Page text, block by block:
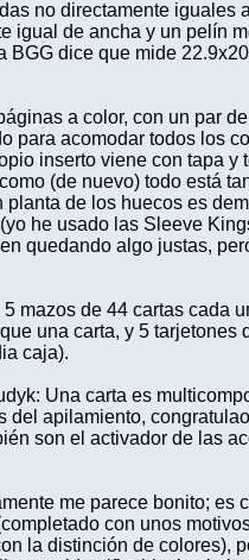
no directamente iguales
igual de ancha y un pelín
dice que mide
a color, con un par
acomodar todos los
inserto viene con tapa
(de nuevo) todo está
de los huecos es
he usado las Sleeve
quedando algo justas,
mazos de 44 cartas cada
una carta, y 5
caja).
Una carta es
apilamiento,
son el activador de las
me parece bonito; es
con unos
la distinción de colores),